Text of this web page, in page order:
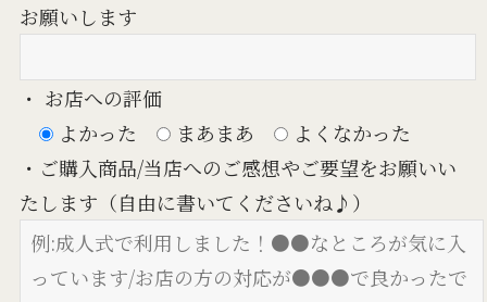
お願いします
・ お店への評価
よかった
まあまあ
よくなかった
・ご購入商品/当店へのご感想やご要望をお願いい
たします（自由に書いてくださいね♪）